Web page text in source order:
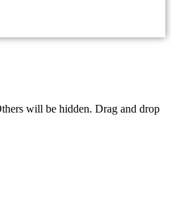
will be hidden. Drag and drop